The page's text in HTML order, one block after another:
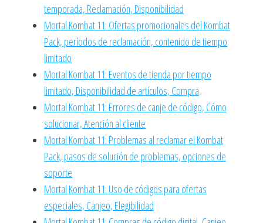
temporada, Reclamación, Disponibilidad
Mortal Kombat 11: Ofertas promocionales del Kombat
Pack, períodos de reclamación, contenido de tiempo
limitado
Mortal Kombat 11: Eventos de tienda por tiempo
limitado, Disponibilidad de artículos, Compra
Mortal Kombat 11: Errores de canje de código, Cómo
solucionar, Atención al cliente
Mortal Kombat 11: Problemas al reclamar el Kombat
Pack, pasos de solución de problemas, opciones de
soporte
Mortal Kombat 11: Uso de códigos para ofertas
especiales, Canjeo, Elegibilidad